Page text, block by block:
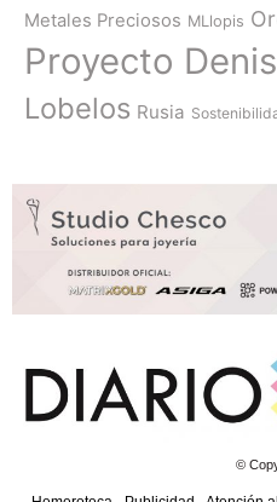
Metales Preciosos MLlopis
Proyecto
Lobelos Rusia
©